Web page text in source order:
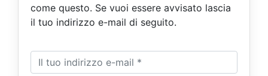
come questo. Se vuoi essere avvisato lascia
il tuo indirizzo e-mail di seguito.